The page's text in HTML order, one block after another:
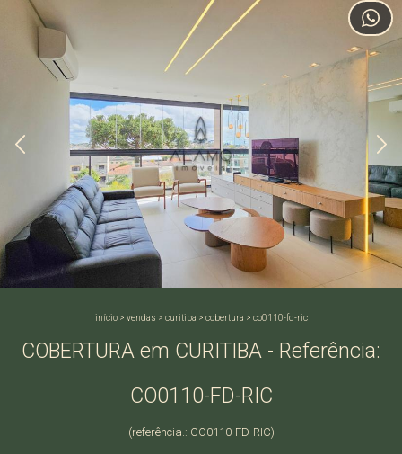
início> vendas > curitiba > cobertura > co0110-fd-ric
COBERTURA em CURITIBA - Referência:
CO0110-FD-RIC
(referência.: CO0110-FD-RIC)